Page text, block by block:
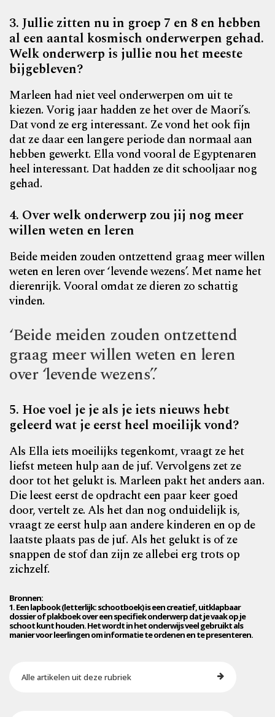
3. Jullie zitten nu in groep 7 en 8 en hebben
al een aantal kosmisch onderwerpen gehad.
Welk onderwerp is jullie nou het meeste
bijgebleven?
Marleen had niet veel onderwerpen om uit te
kiezen. Vorig jaar hadden ze het over de Maori’s.
Dat vond ze erg interessant. Ze vond het ook fijn
dat ze daar een langere periode dan normaal aan
hebben gewerkt. Ella vond vooral de Egyptenaren
heel interessant. Dat hadden ze dit schooljaar nog
gehad.
4. Over welk onderwerp zou jij nog meer
willen weten en leren
Beide meiden zouden ontzettend graag meer willen
weten en leren over ‘levende wezens’. Met name het
dierenrijk. Vooral omdat ze dieren zo schattig
vinden.
‘Beide meiden zouden ontzettend
graag meer willen weten en leren
over ‘levende wezens’.’
5. Hoe voel je je als je iets nieuws hebt
geleerd wat je eerst heel moeilijk vond?
Als Ella iets moeilijks tegenkomt, vraagt ze het
liefst meteen hulp aan de juf. Vervolgens zet ze
door tot het gelukt is. Marleen pakt het anders aan.
Die leest eerst de opdracht een paar keer goed
door, vertelt ze. Als het dan nog onduidelijk is,
vraagt ze eerst hulp aan andere kinderen en op de
laatste plaats pas de juf. Als het gelukt is of ze
snappen de stof dan zijn ze allebei erg trots op
zichzelf.
Bronnen:
1. Een lapbook (letterlijk: schootboek) is een creatief, uitklapbaar
dossier of plakboek over een specifiek onderwerp dat je vaak op je
schoot kunt houden. Het wordt in het onderwijs veel gebruikt als
manier voor leerlingen om informatie te ordenen en te presenteren.
Alle artikelen uit deze rubriek